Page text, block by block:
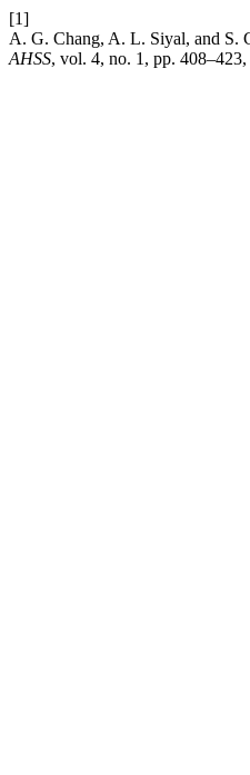
[1]
A. G. Chang, A. L. Siyal, and S.
AHSS, vol. 4, no. 1, pp.